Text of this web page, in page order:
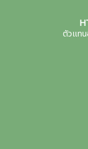
ตัวแท